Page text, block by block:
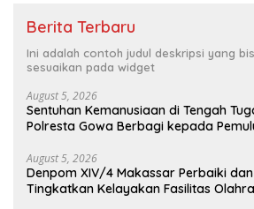
Berita Terbaru
Ini adalah contoh judul deskripsi yang
sesuaikan pada widget
August 5, 2026
Sentuhan Kemanusiaan di Tengah
Polresta Gowa Berbagi kepada
August 5, 2026
Denpom XIV/4 Makassar Perbaiki
Tingkatkan Kelayakan Fasilitas